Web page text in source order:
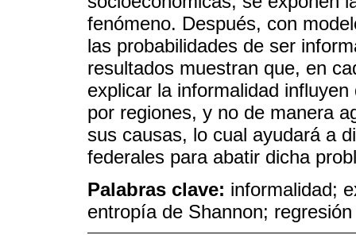
fenómeno. Después, con
las probabilidades de ser
resultados muestran que, en
explicar la informalidad
por regiones, y no de manera
sus causas, lo cual ayudará a
federales para abatir dicha
Palabras clave: informalidad;
entropía de Shannon;